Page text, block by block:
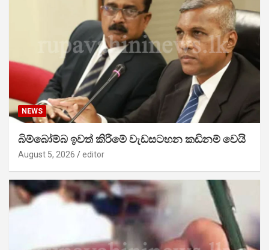
NEWS
බිම්බෝම්බ ඉවත් කිරීමේ වැඩසටහන කඩිනම් වෙයි
August 5, 2026 editor